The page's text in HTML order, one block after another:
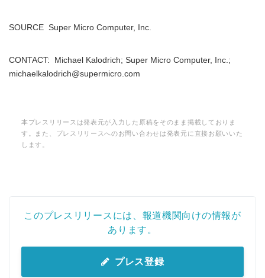
SOURCE Super Micro Computer, Inc.
CONTACT: Michael Kalodrich; Super Micro Computer, Inc.;
michaelkalodrich@supermicro.com
本プレスリリースは発表元が入力した原稿をそのまま掲載しておりま
す。また、プレスリリースへのお問い合わせは発表元に直接お願いいた
します。
このプレスリリースには、報道機関向けの情報が
あります。
プレス登録